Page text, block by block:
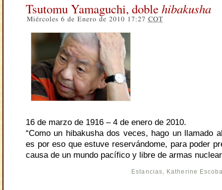
Tsutomu Yamaguchi, doblehibakusha
Miércoles 6 de Enero de 2010 17:27 COT
16 de marzo de 1916 – 4 de enero de 2010.
“Como un hibakusha dos veces, hago un llamado
es por eso que estuve reservándome, para poder
causa de un mundo pacífico y libre de armas
Estancias, Katherine